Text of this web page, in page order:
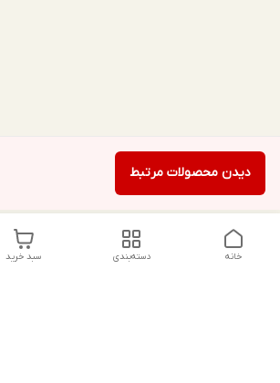
دیدن محصولات مرتبط
سبد خرید دسته‌بندی خانه